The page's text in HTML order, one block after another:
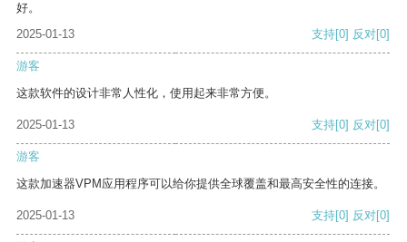
好。
2025-01-13
支持[0] 反对[0]
游客
这款软件的设计非常人性化，使用起来非常方便。
2025-01-13 支持[0] 反对[0]
游客
这款加速器VPM应用程序可以给你提供全球覆盖和最高安全性的连接。
2025-01-13 支持[0] 反对[0]